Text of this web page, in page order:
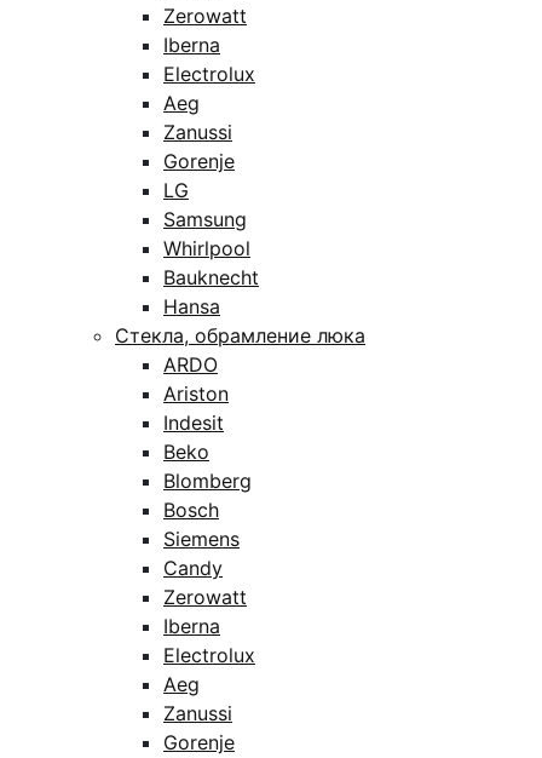
Zerowatt
Iberna
Electrolux
Aeg
Zanussi
Gorenje
LG
Samsung
Whirlpool
Bauknecht
Hansa
Стекла, обрамление люка
ARDO
Ariston
Indesit
Beko
Blomberg
Bosch
Siemens
Candy
Zerowatt
Iberna
Electrolux
Aeg
Zanussi
Gorenje